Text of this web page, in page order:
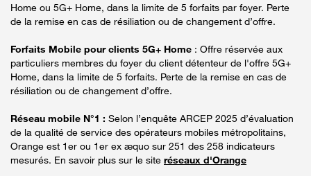
Home ou 5G+ Home, dans la limite de 5 forfaits par foyer. Perte
de la remise en cas de résiliation ou de changement d’offre.
Forfaits Mobile pour clients 5G+ Home : Offre réservée aux
particuliers membres du foyer du client détenteur de l'offre 5G+
Home, dans la limite de 5 forfaits. Perte de la remise en cas de
résiliation ou de changement d’offre.
Réseau mobile N°1 : Selon l’enquête ARCEP 2025 d’évaluation
de la qualité de service des opérateurs mobiles métropolitains,
Orange est 1er ou 1er ex æquo sur 251 des 258 indicateurs
mesurés. En savoir plus sur le site réseaux d'Orange